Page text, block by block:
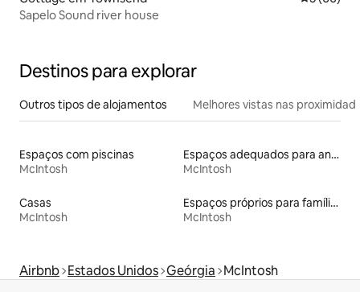
Sapelo Sound river house
Destinos para explorar
Outros tipos de alojamentos Melhores vistas nas
Espaços com piscinas
McIntosh
Espaços adequados para animais de estimação
McIntosh
Casas
McIntosh
Espaços próprios para famílias
McIntosh
Airbnb Estados Unidos Geórgia McIntosh